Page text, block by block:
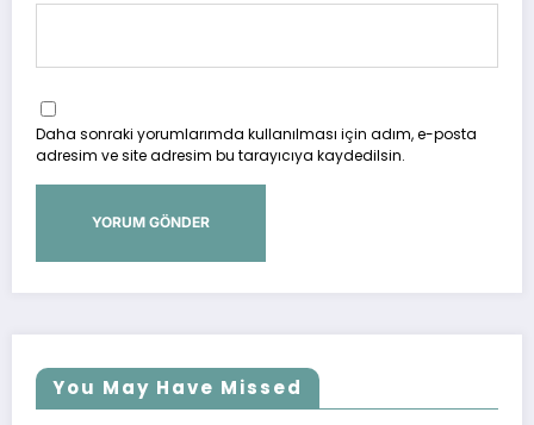
Daha sonraki yorumlarımda kullanılması için adım, e-posta
adresim ve site adresim bu tarayıcıya kaydedilsin.
You May Have Missed